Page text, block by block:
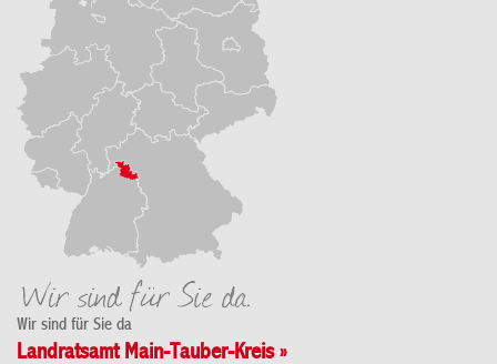
Wir sind für Sie da
Landratsamt Main-Tauber-Kreis »